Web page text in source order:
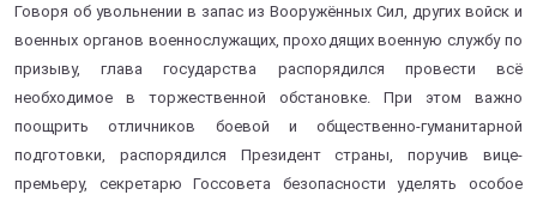
Говоря об увольнении в запас из Вооружённых Сил, других войск и
военных органов военнослужащих, проходящих военную службу по
призыву, глава государства распорядился провести всё
необходимое в торжественной обстановке. При этом важно
поощрить отличников боевой и общественно-гуманитарной
подготовки, распорядился Президент страны, поручив вице-
премьеру, секретарю Госсовета безопасности уделять особое